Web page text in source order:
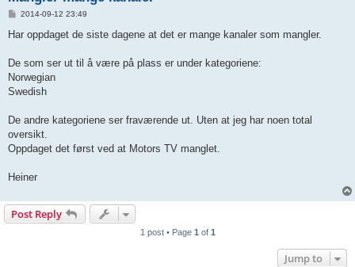
P
s
2014-09-12 23:49
Har oppdaget de siste dagene at det er mange kanaler som mangler.
De som ser ut til å være på plass er under kategoriene:
Norwegian
Swedish
De andre kategoriene ser fraværende ut. Uten at jeg har noen total
oversikt.
Oppdaget det først ved at Motors TV manglet.
Heiner
Post Reply
1 post • Page 1 of 1
Jump to